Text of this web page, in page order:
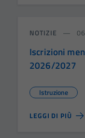
NOTIZIE
Iscrizioni
2026/2027
Istruzione
LEGGI DI PIÙ